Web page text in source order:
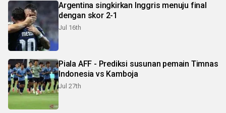
Argentina singkirkan Inggris menuju final
dengan skor 2-1
Jul 16th
Piala AFF - Prediksi susunan pemain Timnas
Indonesia vs Kamboja
Jul 27th